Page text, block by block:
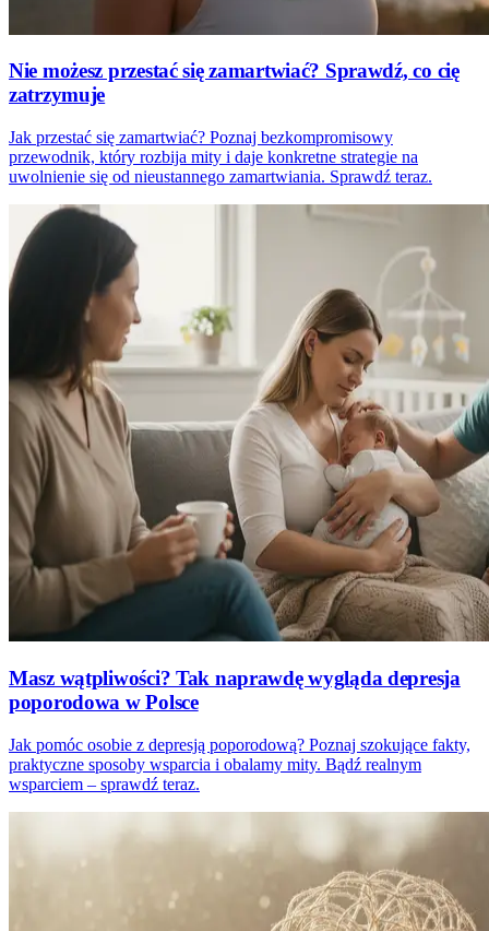
Nie możesz przestać się zamartwiać? Sprawdź, co cię
zatrzymuje
Jak przestać się zamartwiać? Poznaj bezkompromisowy
przewodnik, który rozbija mity i daje konkretne strategie na
uwolnienie się od nieustannego zamartwiania. Sprawdź teraz.
Masz wątpliwości? Tak naprawdę wygląda depresja
poporodowa w Polsce
Jak pomóc osobie z depresją poporodową? Poznaj szokujące fakty,
praktyczne sposoby wsparcia i obalamy mity. Bądź realnym
wsparciem – sprawdź teraz.